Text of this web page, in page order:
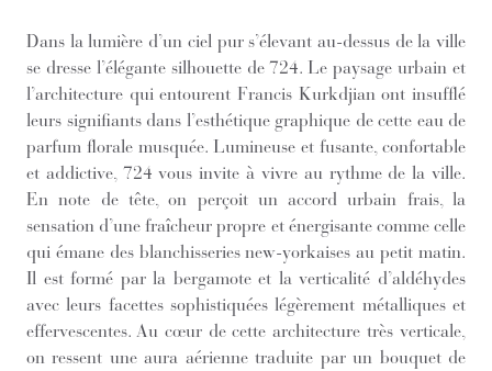
Dans la lumière d’un ciel pur s’élevant au-dessus de la ville
se dresse l’élégante silhouette de 724. Le paysage urbain et
l’architecture qui entourent Francis Kurkdjian ont insufflé
leurs signifiants dans l’esthétique graphique de cette eau de
parfum florale musquée. Lumineuse et fusante, confortable
et addictive, 724 vous invite à vivre au rythme de la ville.
En note de tête, on perçoit un accord urbain frais, la
sensation d’une fraîcheur propre et énergisante comme celle
qui émane des blanchisseries new-yorkaises au petit matin.
Il est formé par la bergamote et la verticalité d’aldéhydes
avec leurs facettes sophistiquées légèrement métalliques et
effervescentes. Au cœur de cette architecture très verticale,
on ressent une aura aérienne traduite par un bouquet de